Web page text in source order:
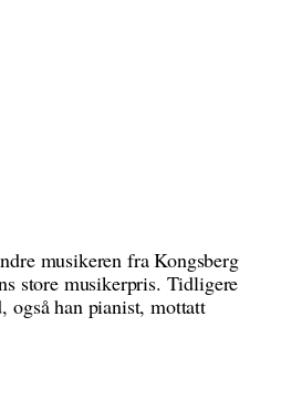
musikeren fra Kongsberg
store musikerpris. Tidligere
også han pianist, mottatt